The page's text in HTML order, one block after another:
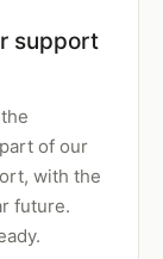
support
of our
with the
future.